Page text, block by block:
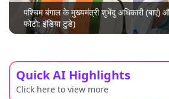
पश्चिम बंगाल के मुख्यमंत्री शुभेंदु अधिकारी (बाएं)
फोटो: इंडिया टुडे)
Quick AI Highlights
Click here to view more